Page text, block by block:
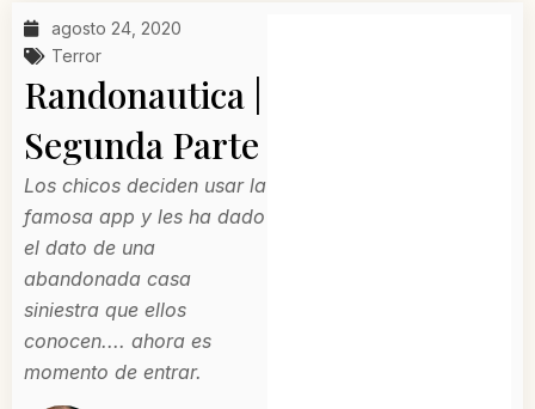
e
b
o
o
k
-
f
t
a
r
a
m
w
i
t
e
r
k
p
p
agosto 24, 2020
Terror
Randonautica |
Segunda Parte
Los chicos deciden usar la
famosa app y les ha dado
el dato de una
abandonada casa
siniestra que ellos
conocen.... ahora es
momento de entrar.